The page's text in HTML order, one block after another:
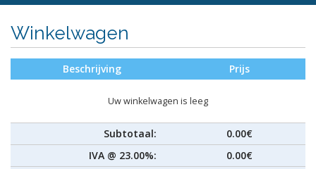
Winkelwagen
Beschrijving Prijs
Uw winkelwagen is leeg
Subtotaal:
0.00€
IVA @ 23.00%:
0.00€